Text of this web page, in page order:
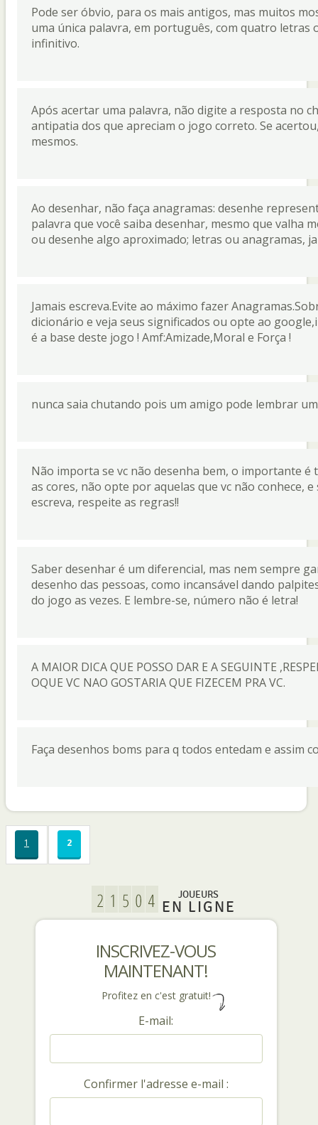
Pode ser óbvio, para os mais antigos, mas muitos
uma única palavra, em português, com quatro
infinitivo.
Após acertar uma palavra, não digite a resposta no
antipatia dos que apreciam o jogo correto. Se
mesmos.
Ao desenhar, não faça anagramas: desenhe
palavra que você saiba desenhar, mesmo que valha
ou desenhe algo aproximado; letras ou anagramas,
Jamais escreva.Evite ao máximo fazer
dicionário e veja seus significados ou opte ao
é a base deste jogo ! Amf:Amizade,Moral e Força !
nunca saia chutando pois um amigo pode lembrar
Não importa se vc não desenha bem, o importante é
as cores, não opte por aquelas que vc não conhece,
escreva, respeite as regras!!
Saber desenhar é um diferencial, mas nem sempre
desenho das pessoas, como incansável dando
do jogo as vezes. E lembre-se, número não é letra!
A MAIOR DICA QUE POSSO DAR E A SEGUINTE
OQUE VC NAO GOSTARIA QUE FIZECEM PRA VC.
Faça desenhos boms para q todos entedam e assim
1 2
JOUEURS
EN LIGNE
INSCRIVEZ-VOUS
MAINTENANT!
Profitez en c'est gratuit!
E-mail:
Confirmer l'adresse e-mail :